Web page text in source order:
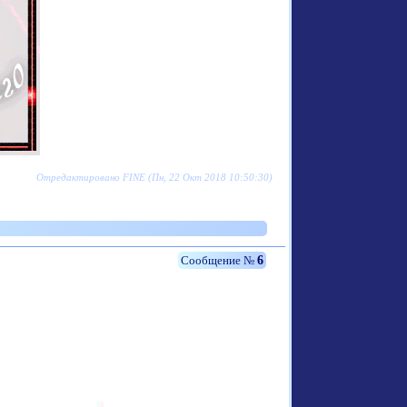
Отредактировано FINE (Пн, 22 Окт 2018 10:50:30)
6